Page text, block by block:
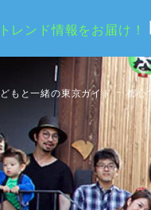
レンド情報をお届け！
もと一緒の東京ガイド 都心